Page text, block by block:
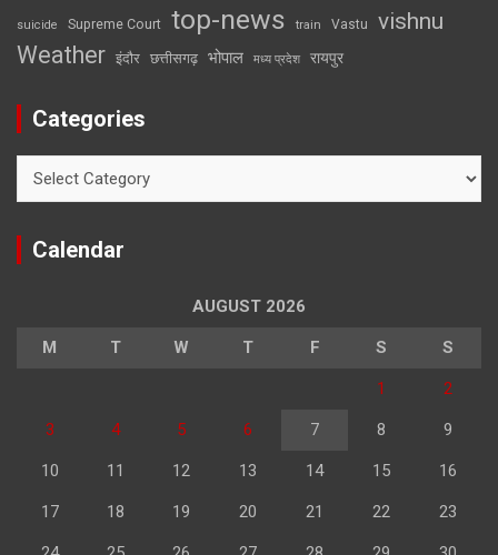
suicide Supreme Court top-news train Vastu vishnu
Weather इंदौर छत्तीसगढ़ भोपाल मध्य प्रदेश रायपुर
Categories
Calendar
AUGUST 2026
M T W T F S S
1 2
3 4 5 6 7 8 9
10 11 12 13 14 15 16
17 18 19 20 21 22 23